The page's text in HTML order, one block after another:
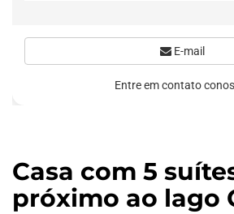
Casa com 5
próximo ao lago
E-mail
Entre em contato